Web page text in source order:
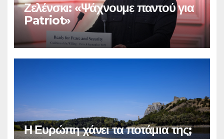
Ζελένσκι: «Ψάχνουμε παντού για
Patriot»
Η Ευρώπη χάνει τα ποτάμια της;